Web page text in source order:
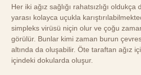
Her iki ağız sağlığı rahatsızlığı
yarası kolayca uçukla
simpleks virüsü niçin olur ve çoğu
görülür. Bunlar kimi zaman burun
altında da oluşabilir. Öte taraftan ağız
içindeki dokularda oluşur.